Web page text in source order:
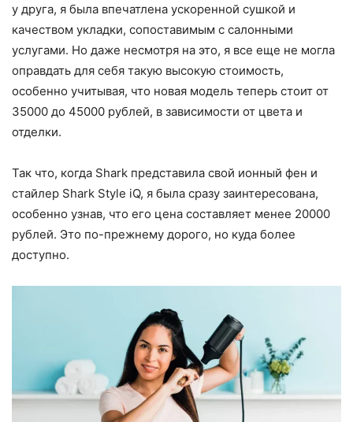
у друга, я была впечатлена ускоренной сушкой и
качеством укладки, сопоставимым с салонными
услугами. Но даже несмотря на это, я все еще не могла
оправдать для себя такую высокую стоимость,
особенно учитывая, что новая модель теперь стоит от
35000 до 45000 рублей, в зависимости от цвета и
отделки.
Так что, когда Shark представила свой ионный фен и
стайлер Shark Style iQ, я была сразу заинтересована,
особенно узнав, что его цена составляет менее 20000
рублей. Это по-прежнему дорого, но куда более
доступно.